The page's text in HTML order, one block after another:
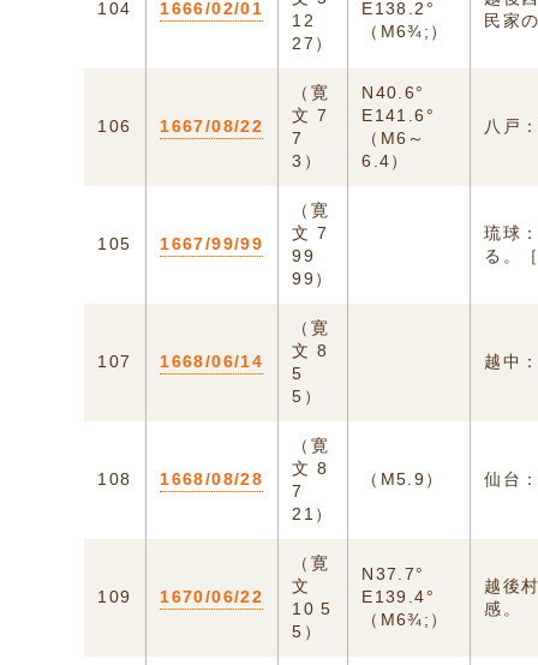
104 1666/02/01
12
27）
E138.2°
（M6¾;）
民家
106 1667/08/22
（寛
文 7
7
3）
N40.6°
E141.6°
（M6～
6.4）
八戸
105 1667/99/99
（寛
文 7
99
99）
琉球
る。
107 1668/06/14
（寛
文 8
5
5）
越中
108 1668/08/28
（寛
文 8
7
21）
（M5.9） 仙台
109 1670/06/22
（寛
文
10 5
5）
N37.7°
E139.4°
（M6¾;）
越後
感。